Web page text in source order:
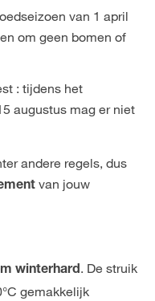
van 1 april
om geen bomen of
: tijdens het
augustus mag er niet
andere regels, dus
van jouw
winterhard. De struik
gemakkelijk